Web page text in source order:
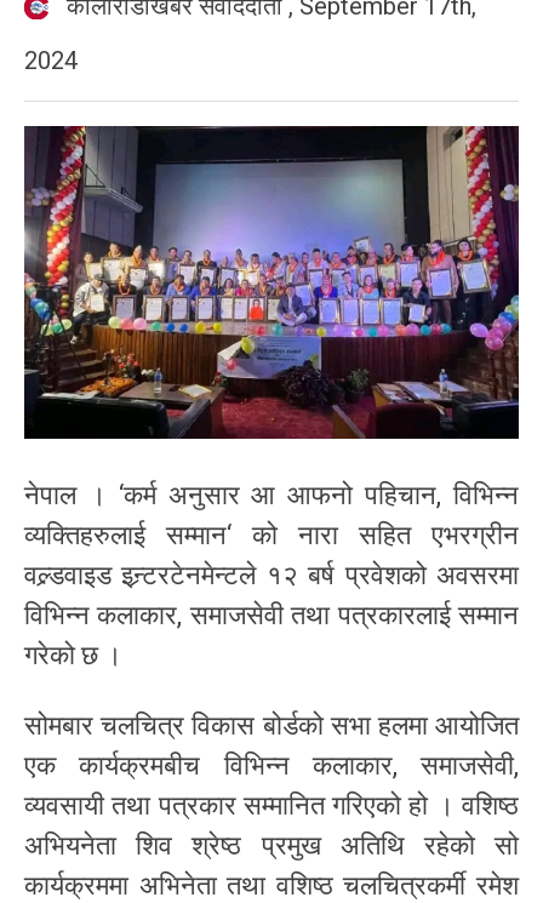
2024
नेपाल । ‘कर्म अनुसार आ आफनो पहिचान, विभिन्न
व्यक्तिहरुलाई सम्मान‘ को नारा सहित एभरग्रीन
वल्र्डवाइड इन्र्टरटेनमेन्टले १२ बर्ष प्रवेशको अवसरमा
विभिन्न कलाकार, समाजसेवी तथा पत्रकारलाई सम्मान
गरेको छ ।
सोमबार चलचित्र विकास बोर्डको सभा हलमा आयोजित
एक कार्यक्रमबीच विभिन्न कलाकार, समाजसेवी,
व्यवसायी तथा पत्रकार सम्मानित गरिएको हो । वशिष्ठ
अभियनेता शिव श्रेष्ठ प्रमुख अतिथि रहेको सो
कार्यक्रममा अभिनेता तथा वशिष्ठ चलचित्रकर्मी रमेश